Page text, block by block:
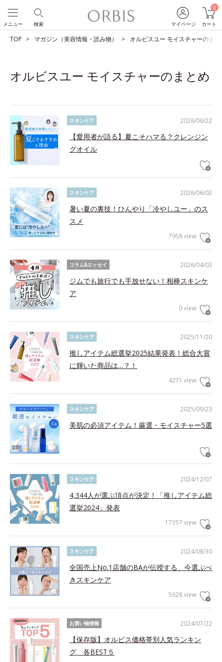
マイページ
0
カート
検索
メニュー
TOP マガジン（美容情報・読み物） オルビスユー モイスチャーのまと
オルビスユー モイスチャーのまとめ
2026/06/22
スキンケア
【愛用者が語る】夏こそハマる？クレンジン
グオイル
2026/06/02
スキンケア
暑い夏の裏技！ひんやり「冷やしユー」のス
スメ
7958 view
2026/04/03
コラム&エッセイ
ジムでも旅行でも手放せない！相棒スキンケ
ア
0 view
2025/11/20
スキンケア
推しアイテム総選挙2025結果発表！総合大賞
に輝いた商品は…？！
4271 view
2025/09/23
スキンケア
美肌の必須アイテム！厳選・モイスチャー5選
2024/12/07
スキンケア
4,344人が選ぶ頂点が決定！「推しアイテム総
選挙2024」発表
17357 view
2024/08/30
スキンケア
全国売上No.1店舗のBAが伝授する、今選ぶべ
きスキンケア
5628 view
2024/07/22
お買い物情報
【保存版】オルビス価格帯別人気ランキン
グ 各BEST５